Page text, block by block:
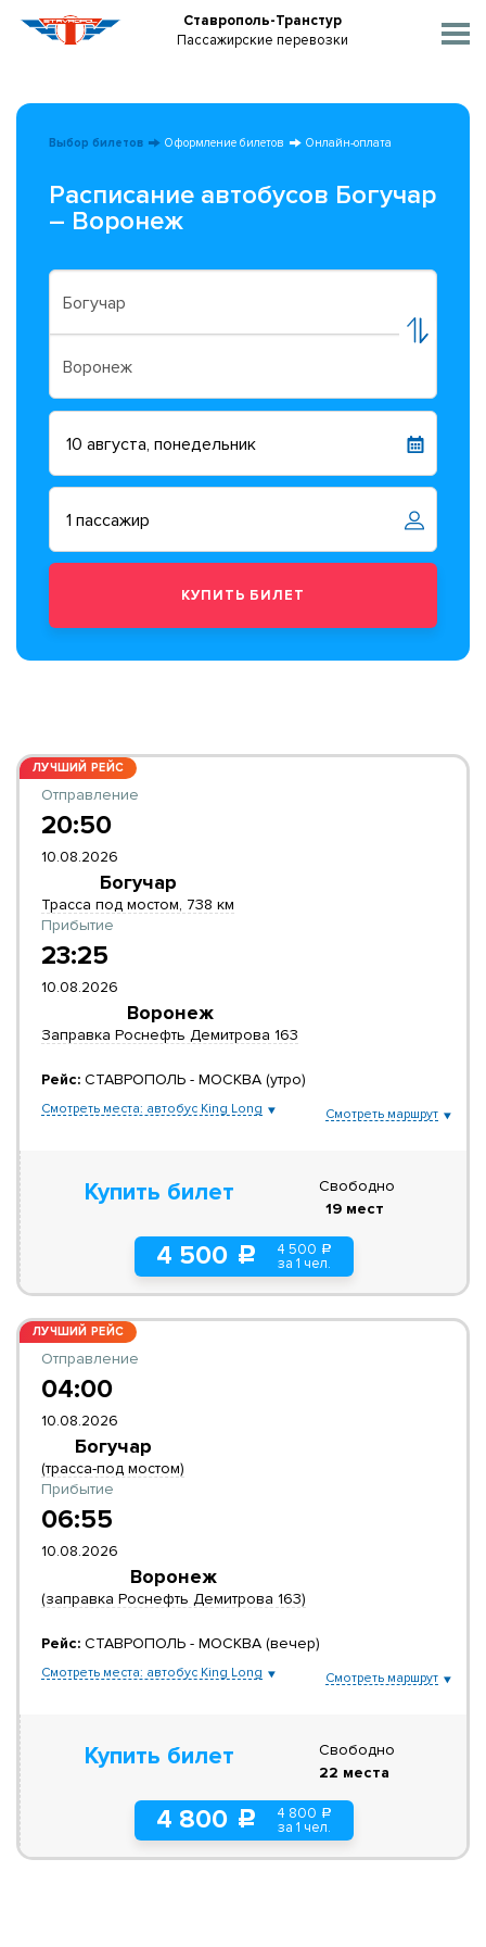
Ставрополь-Транстур
Пассажирские перевозки
Выбор билетов Оформление билетов Онлайн-оплата
Расписание автобусов Богучар
– Воронеж
ЛУЧШИЙ РЕЙС
Отправление
20:50
10.08.2026
Богучар
Трасса под мостом, 738 км
Прибытие
23:25
10.08.2026
Воронеж
Заправка Роснефть Демитрова 163
Рейс: СТАВРОПОЛЬ - МОСКВА (утро)
Смотреть места: автобус King Long Смотреть маршрут
Купить билет
4 500 c 4 500 a
за 1 чел.
Свободно
19 мест
ЛУЧШИЙ РЕЙС
Отправление
04:00
10.08.2026
Богучар
(трасса-под мостом)
Прибытие
06:55
10.08.2026
Воронеж
(заправка Роснефть Демитрова 163)
Рейс: СТАВРОПОЛЬ - МОСКВА (вечер)
Смотреть места: автобус King Long Смотреть маршрут
Купить билет
4 800 c 4 800 a
за 1 чел.
Свободно
22 места